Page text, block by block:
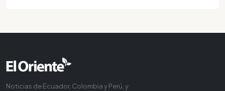
Noticias de Ecuador, Colombia y Perú, y